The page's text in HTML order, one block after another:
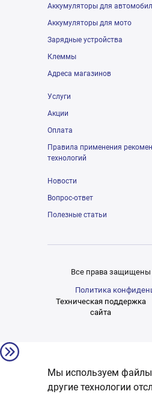
Аккумуляторы для
Аккумуляторы для мото
Зарядные устройства
Клеммы
Адреса магазинов
Услуги
Акции
Оплата
Правила применения
технологий
Новости
Вопрос-ответ
Полезные статьи
Все права защищены
Политика
Техническая поддержка
сайта
Мы используем файлы
другие технологии